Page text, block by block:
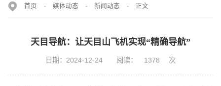
首页 - 媒体动态 - 新闻动态 - 正文
天目导航：让天目山飞机实现“精确导航”
日期：2024-12-24 阅读： 1378 次